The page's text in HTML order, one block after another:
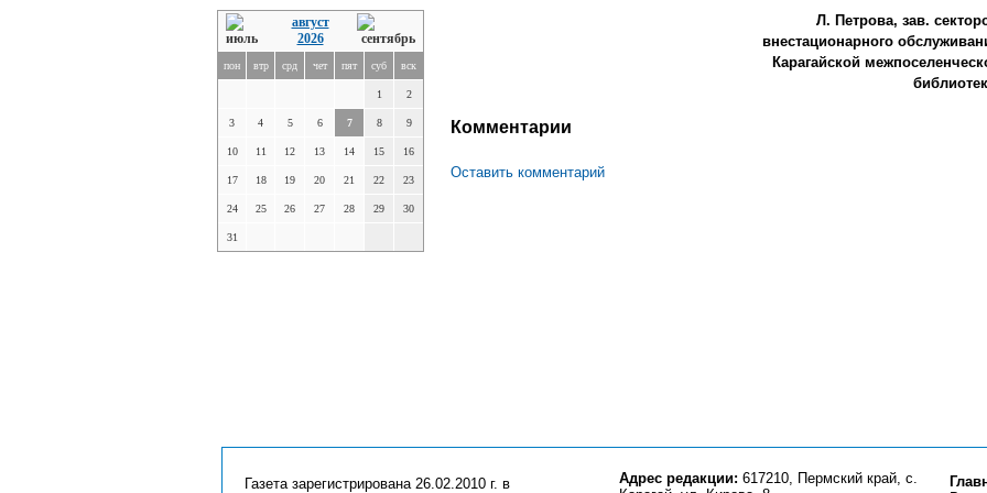
август
2026
пон втр срд чет пят суб вск
1 2
3 4 5 6 7 8 9
10 11 12 13 14 15 16
17 18 19 20 21 22 23
24 25 26 27 28 29 30
31
Л. Петрова, зав.
внестационарного
Карагайской
Комментарии
Оставить комментарий
Газета зарегистрирована 26.02.2010 г. в
Адрес редакции: 617210, Пермский край, с.